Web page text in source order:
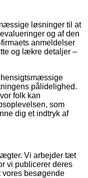
løsninger til at
og af den
anmeldelser
og lækre detaljer –
hensigtsmæssige
pålidelighed.
folk kan
som
dig et indtryk af
Vi arbejder tæt
vi publicerer deres
vores besøgende